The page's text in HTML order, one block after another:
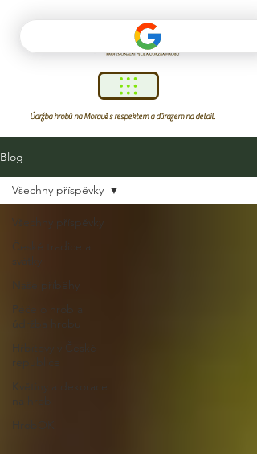
Údržba hrobů na Moravě s respektem a důrazem na detail.
Blog
Všechny příspěvky
České tradice a
svátky
Naše příběhy
Péče o hrob a
údržba hrobu
Hřbitovy v České
republice
Květiny a dekorace
na hrob
Všechny příspěvky